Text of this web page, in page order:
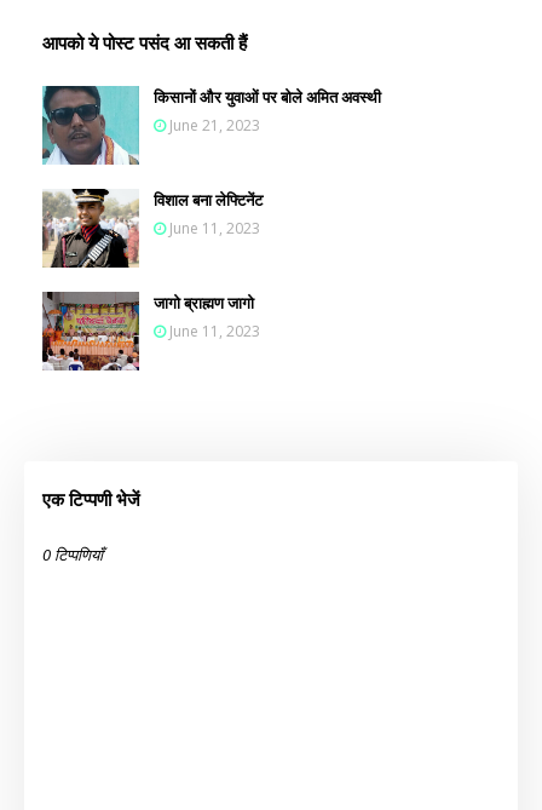
आपको ये पोस्ट पसंद आ सकती हैं
किसानों और युवाओं पर बोले अमित अवस्थी
June 21, 2023
विशाल बना लेफ्टिनेंट
June 11, 2023
जागो ब्राह्मण जागो
June 11, 2023
एक टिप्पणी भेजें
0 टिप्पणियाँ